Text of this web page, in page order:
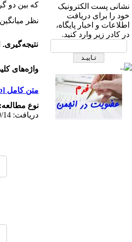
نشانی مجله: تهران، خیابان ولیعصر،
ابتدای بزرگراه نیایش، بیمارستان
قلب شهید رجایی- ساختمان انجمن
پرستاری قلب و عروق ایران
نشانی پست الکترونیک
خود را برای دریافت
اطلاعات و اخبار پایگاه،
در کادر زیر وارد کنید.
که بین دو
نظر میانگین
نتیجه‌گیری.
واژه‌های
متن کامل [PDF 554 kb]
نوع مطالعه:
دریافت: 1395/9/14 | پذیرش: 1396/2/4 | انتشار: 1396/4/7 | انتشار الکترونیک: 1396/4/7